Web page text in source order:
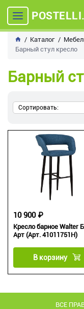
POSTELLI.
Каталог
Барный стул кресло
Барный
Сортировать:
Кресло барное Walter
Арт (Арт. 41011751H)
10 900 ₽
В корзину
ВСЕ